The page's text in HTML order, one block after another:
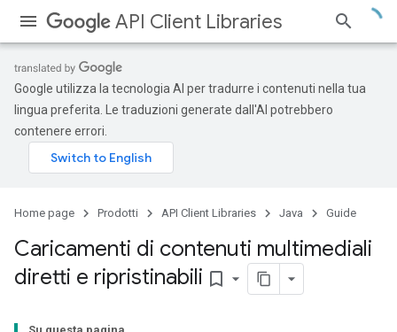
API Client Libraries
Google utilizza la tecnologia AI per tradurre i contenuti nella tua
lingua preferita. Le traduzioni generate dall'AI potrebbero
contenere errori.
Home page Prodotti API Client Libraries Java Guide
Caricamenti di contenuti multimediali
diretti e ripristinabili bookmark_border